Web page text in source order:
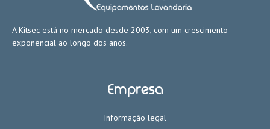
A Kitsec está no mercado desde 2003, com um crescimento
exponencial ao longo dos anos.
Empresa
Informação legal